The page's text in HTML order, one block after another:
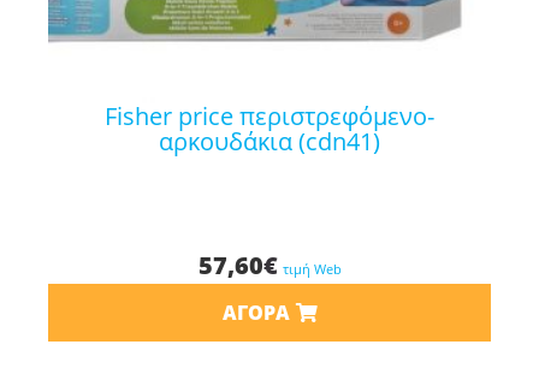
fisher price περιστρεφόμενο-
αρκουδάκια (cdn41)
57,60€ τιμή Web
ΑΓΟΡΆ